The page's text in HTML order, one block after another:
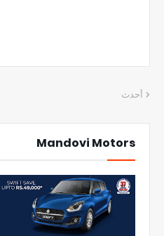
أحدث
Mandovi Motors